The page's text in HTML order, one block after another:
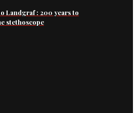
Landgraf : 200 years to
stethoscope